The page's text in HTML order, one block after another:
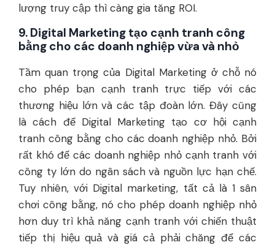
lượng truy cập thì càng gia tăng ROI.
9. Digital Marketing tạo cạnh tranh công
bằng cho các doanh nghiệp vừa và nhỏ
Tầm quan trọng của Digital Marketing ở chỗ nó
cho phép bạn cạnh tranh trực tiếp với các
thương hiệu lớn và các tập đoàn lớn. Đây cũng
là cách để Digital Marketing tạo cơ hội cạnh
tranh công bằng cho các doanh nghiệp nhỏ. Bởi
rất khó để các doanh nghiệp nhỏ cạnh tranh với
công ty lớn do ngân sách và nguồn lực hạn chế.
Tuy nhiên, với Digital marketing, tất cả là 1 sân
chơi công bằng, nó cho phép doanh nghiệp nhỏ
hơn duy trì khả năng cạnh tranh với chiến thuật
tiếp thị hiệu quả và giá cả phải chăng để các